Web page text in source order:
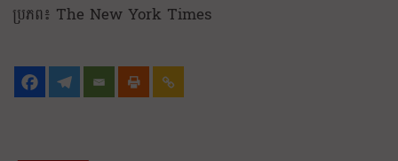
ប្រភព៖ The New York Times